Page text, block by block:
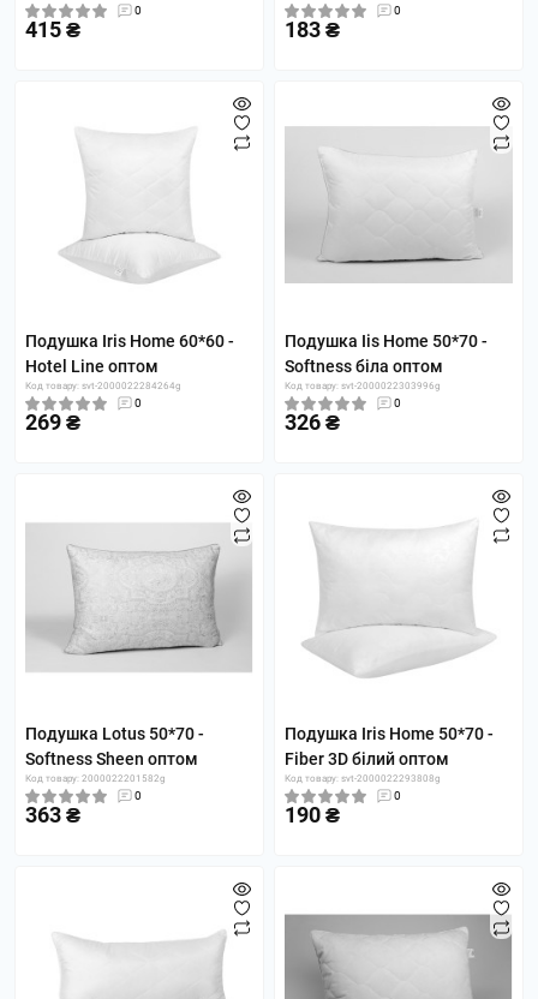
0
415 ₴
0
183 ₴
Подушка Iris Home 60*60 -
Hotel Line оптом
Код товару: svt-2000022284264g
0
269 ₴
Подушка Iis Home 50*70 -
Softness біла оптом
Код товару: svt-2000022303996g
0
326 ₴
Подушка Lotus 50*70 -
Softness Sheen оптом
Код товару: 2000022201582g
0
363 ₴
Подушка Iris Home 50*70 -
Fiber 3D білий оптом
Код товару: svt-2000022293808g
0
190 ₴